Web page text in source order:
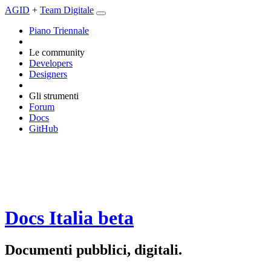
AGID + Team Digitale
Piano Triennale
Le community
Developers
Designers
Gli strumenti
Forum
Docs
GitHub
Docs Italia beta
Documenti pubblici, digitali.